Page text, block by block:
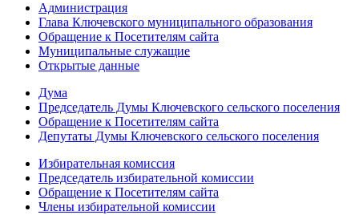
Администрация
Глава Ключевского муниципального образования
Обращение к Посетителям сайта
Муниципальные служащие
Открытые данные
Дума
Председатель Думы Ключевского сельского поселения
Обращение к Посетителям сайта
Депутаты Думы Ключевского сельского поселения
Избирательная комиссия
Председатель избирательной комиссии
Обращение к Посетителям сайта
Члены избирательной комиссии